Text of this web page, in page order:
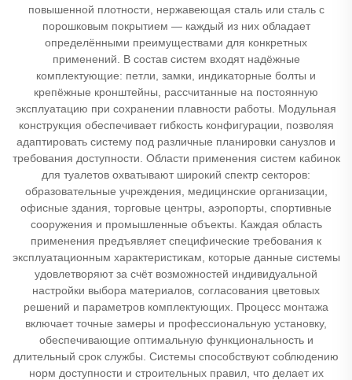
повышенной плотности, нержавеющая сталь или сталь с
порошковым покрытием — каждый из них обладает
определёнными преимуществами для конкретных
применений. В состав систем входят надёжные
комплектующие: петли, замки, индикаторные болты и
крепёжные кронштейны, рассчитанные на постоянную
эксплуатацию при сохранении плавности работы. Модульная
конструкция обеспечивает гибкость конфигурации, позволяя
адаптировать систему под различные планировки санузлов и
требования доступности. Области применения систем кабинок
для туалетов охватывают широкий спектр секторов:
образовательные учреждения, медицинские организации,
офисные здания, торговые центры, аэропорты, спортивные
сооружения и промышленные объекты. Каждая область
применения предъявляет специфические требования к
эксплуатационным характеристикам, которые данные системы
удовлетворяют за счёт возможностей индивидуальной
настройки выбора материалов, согласования цветовых
решений и параметров комплектующих. Процесс монтажа
включает точные замеры и профессиональную установку,
обеспечивающие оптимальную функциональность и
длительный срок службы. Системы способствуют соблюдению
норм доступности и строительных правил, что делает их